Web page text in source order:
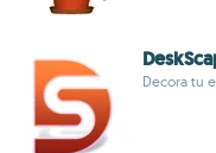
Decora tu